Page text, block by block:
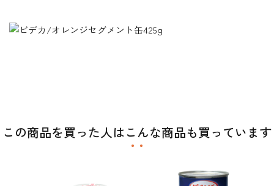
この商品を買った人はこんな商品も買っています